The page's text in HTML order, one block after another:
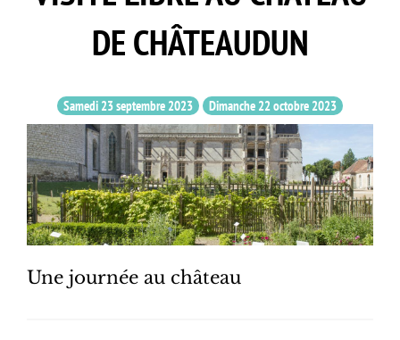
DE CHÂTEAUDUN
Samedi 23 septembre 2023 Dimanche 22 octobre 2023
Une journée au château